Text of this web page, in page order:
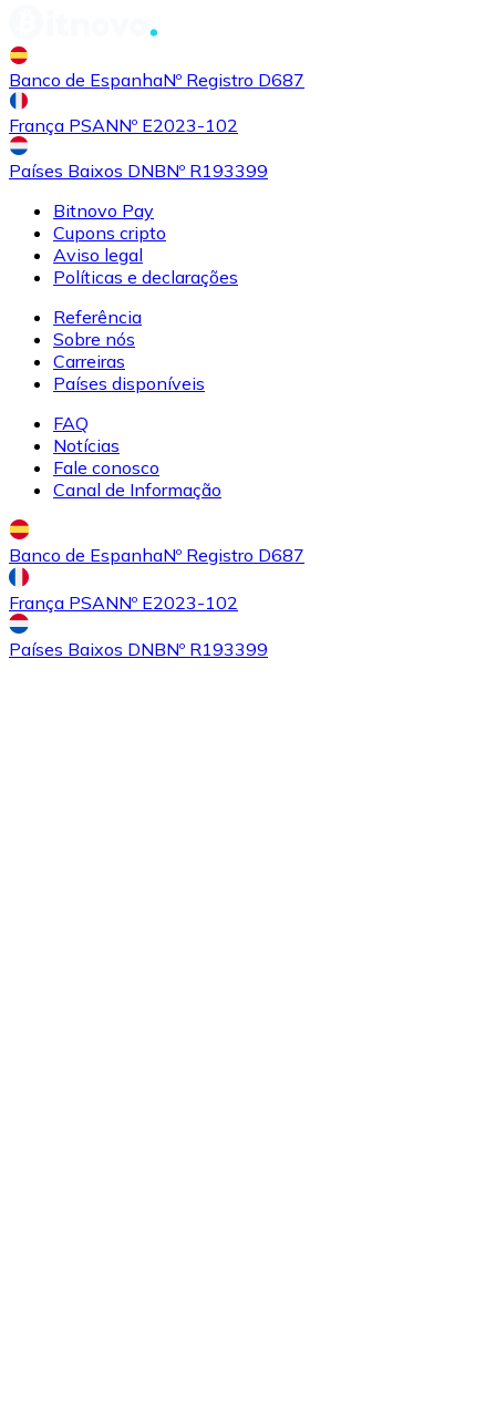
ComprarEthereum Classic
ETC
Comprar
ALGO
Banco de EspanhaNº Registro D687
França PSANNº E2023-102
Países Baixos DNBNº R193399
Bitnovo Pay
Cupons cripto
Aviso legal
Políticas e declarações
Referência
Sobre nós
Carreiras
Países disponíveis
FAQ
Notícias
Fale conosco
Canal de Informação
Banco de EspanhaNº Registro D687
França PSANNº E2023-102
Países Baixos DNBNº R193399